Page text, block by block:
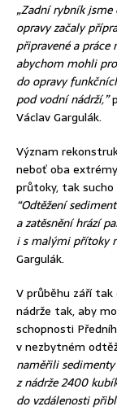
„Zadní rybník
opravy začaly
připravené a práce
abychom mohli
do opravy
pod vodní nádrží,”
Václav Gargulák.
Význam
neboť oba
průtoky, tak
“Odtěžení
a zatěsnění hrází
i s malými přítoky
Gargulák.
V průběhu září tak
nádrže tak, aby
schopnosti
v nezbytném
naměřili
z nádrže 2400
do vzdálenosti